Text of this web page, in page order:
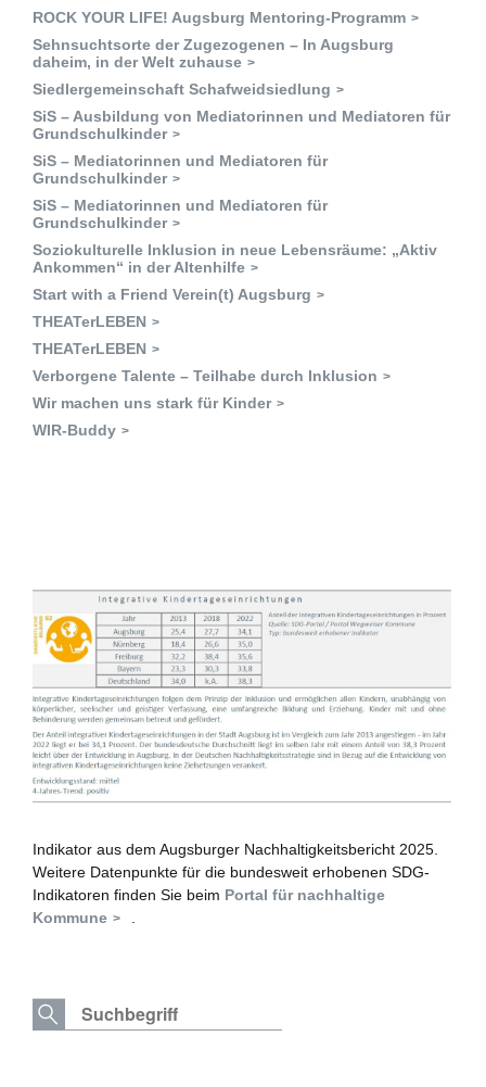
ROCK YOUR LIFE! Augsburg Mentoring-Programm
Sehnsuchtsorte der Zugezogenen – In Augsburg
daheim, in der Welt zuhause
Siedlergemeinschaft Schafweidsiedlung
SiS – Ausbildung von Mediatorinnen und Mediatoren für
Grundschulkinder
SiS – Mediatorinnen und Mediatoren für
Grundschulkinder
SiS – Mediatorinnen und Mediatoren für
Grundschulkinder
Soziokulturelle Inklusion in neue Lebensräume: „Aktiv
Ankommen“ in der Altenhilfe
Start with a Friend Verein(t) Augsburg
THEATerLEBEN
THEATerLEBEN
Verborgene Talente – Teilhabe durch Inklusion
Wir machen uns stark für Kinder
WIR-Buddy
Indikator aus dem Augsburger Nachhaltigkeitsbericht 2025.
Weitere Datenpunkte für die bundesweit erhobenen SDG-
Indikatoren finden Sie beim Portal für nachhaltige
Kommune
.